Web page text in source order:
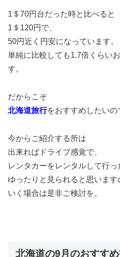
1＄70円台だった時と比べると
1＄120円で、
50円近く円安になっています。
単純に比較しても1.7倍くらい
す。
だからこそ
北海道旅行をおすすめしたいの
今からご紹介する所は
出来ればドライブ感覚で、
レンタカーをレンタルして行っ
ゆったりと見られると思います
いく場合は是非ご検討を。
北海道の9月のおすす